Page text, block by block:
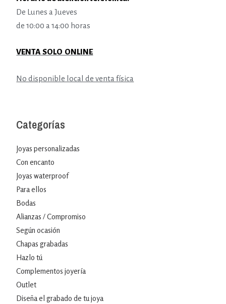
De Lunes a Jueves
de 10:00 a 14:00 horas
VENTA SOLO ONLINE
No disponible local de venta física
Categorías
Joyas personalizadas
Con encanto
Joyas waterproof
Para ellos
Bodas
Alianzas / Compromiso
Según ocasión
Chapas grabadas
Hazlo tú
Complementos joyería
Outlet
Diseña el grabado de tu joya